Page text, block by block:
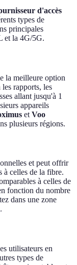
d'accès
types de
principales
et la 4G/5G.
la meilleure option
rapports, les
allant jusqu'à 1
appareils
et Voo
plusieurs régions.
et peut offrir
à celles de la fibre.
à celles de
fonction du nombre
dans une zone
utilisateurs en
types de